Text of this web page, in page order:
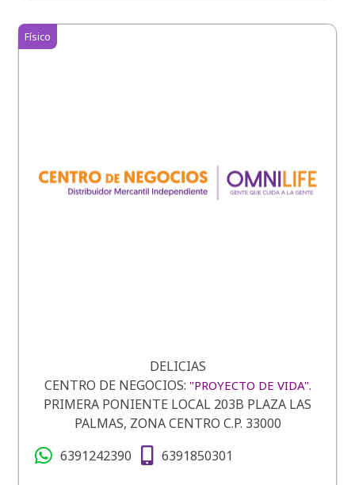
DELICIAS
Físico
CENTRO DE NEGOCIOS: "PROYECTO DE VIDA".
PRIMERA PONIENTE LOCAL 203B PLAZA LAS
PALMAS, ZONA CENTRO C.P. 33000
6391242390
6391850301